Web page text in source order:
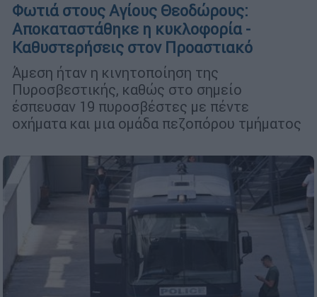
Φωτιά στους Αγίους Θεοδώρους:
Αποκαταστάθηκε η κυκλοφορία -
Καθυστερήσεις στον Προαστιακό
Άμεση ήταν η κινητοποίηση της
Πυροσβεστικής, καθώς στο σημείο
έσπευσαν 19 πυροσβέστες με πέντε
οχήματα και μια ομάδα πεζοπόρου τμήματος